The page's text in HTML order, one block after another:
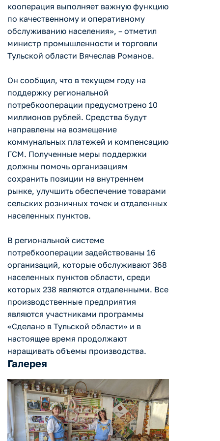
кооперация выполняет важную функцию
по качественному и оперативному
обслуживанию населения», – отметил
министр промышленности и торговли
Тульской области Вячеслав Романов.
Он сообщил, что в текущем году на
поддержку региональной
потребкооперации предусмотрено 10
миллионов рублей. Средства будут
направлены на возмещение
коммунальных платежей и компенсацию
ГСМ. Полученные меры поддержки
должны помочь организациям
сохранить позиции на внутреннем
рынке, улучшить обеспечение товарами
сельских розничных точек и отдаленных
населенных пунктов.
В региональной системе
потребкооперации задействованы 16
организаций, которые обслуживают 368
населенных пунктов области, среди
которых 238 являются отдаленными. Все
производственные предприятия
являются участниками программы
«Сделано в Тульской области» и в
настоящее время продолжают
наращивать объемы производства.
Галерея